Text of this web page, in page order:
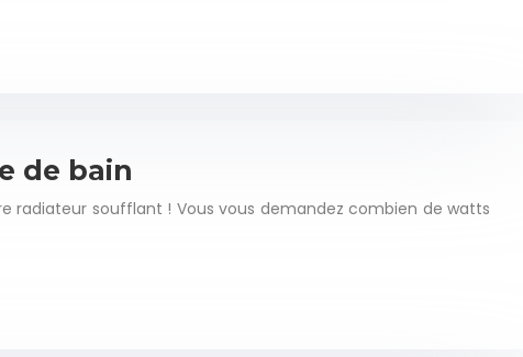
de bain
radiateur soufflant ! Vous vous demandez combien de watts